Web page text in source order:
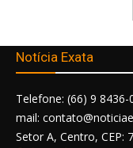
Notícia Exata
Telefone: (66) 9 8436-
mail:
Setor A, Centro, CEP: